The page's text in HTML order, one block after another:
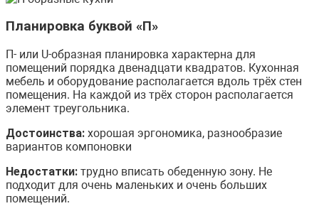
Планировка буквой «П»
П- или U-образная планировка характерна для
помещений порядка двенадцати квадратов. Кухонная
мебель и оборудование располагается вдоль трёх стен
помещения. На каждой из трёх сторон располагается
элемент треугольника.
Достоинства: хорошая эргономика, разнообразие
вариантов компоновки
Недостатки: трудно вписать обеденную зону. Не
подходит для очень маленьких и очень больших
помещений.